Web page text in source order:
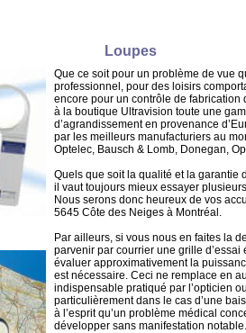
Loupes
Que ce soit pour un problème de vue
professionnel, pour des loisirs
encore pour un contrôle de fabrication
à la boutique Ultravision toute une
d’agrandissement en provenance
par les meilleurs manufacturiers au
Optelec, Bausch & Lomb, Donegan,
Quels que soit la qualité et la garantie
il vaut toujours mieux essayer
Nous serons donc heureux de vos
5645 Côte des Neiges à Montréal.
Par ailleurs, si vous nous en faites la
parvenir par courrier une grille
évaluer approximativement la
est nécessaire. Ceci ne remplace en
indispensable pratiqué par l’opticien
particulièrement dans le cas d’une
à l’esprit qu’un problème médical
développer sans manifestation notable.